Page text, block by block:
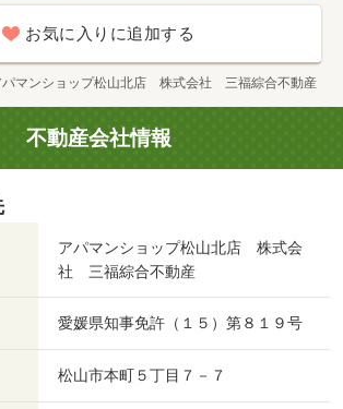
お気に入りに追加する
パマンショップ松山北店 株式会社 三福綜合不動産
不動産会社情報
アパマンショップ松山北店 株式会
社 三福綜合不動産
愛媛県知事免許（１５）第８１９号
松山市本町５丁目７－７